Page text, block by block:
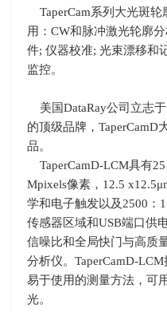
TaperCam系列大光斑轮
用：CW和脉冲激光轮廓
件;仪器校准;光束漂移和
监控。
美国DataRay公司立志
的顶级品牌，TaperCamD
品。
TaperCamD-LCM具有
Mpixels像素， 12.5
学和电子触发以及 2500 ： 1
传感器区域和USB端口供
信噪比和全局快门与高质
分析仪。TaperCamD-LCM
易于使用的测量方法，可
光。